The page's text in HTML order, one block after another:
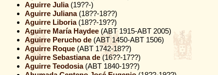
Aguirre Julia(19??-)
Aguirre Juliana(18??-18??)
Aguirre Liboria(18??-19??)
Aguirre María Haydee (ABT 1915-ABT 2005)
Aguirre Perucho de (ABT 1450-ABT 1506)
Aguirre Roque (ABT 1742-18??)
Aguirre Sebastiana de (16??-17??)
Aguirre Teodosia(ABT 1840-19??)